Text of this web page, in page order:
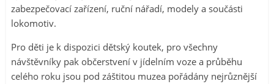
zabezpečovací zařízení, ruční nářadí, modely a součásti
lokomotiv.
Pro děti je k dispozici dětský koutek, pro všechny
návštěvníky pak občerstvení v jídelním voze a průběhu
celého roku jsou pod záštitou muzea pořádány nejrůznější